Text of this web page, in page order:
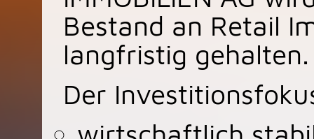
Bestand an Retail
langfristig gehalten.
Der